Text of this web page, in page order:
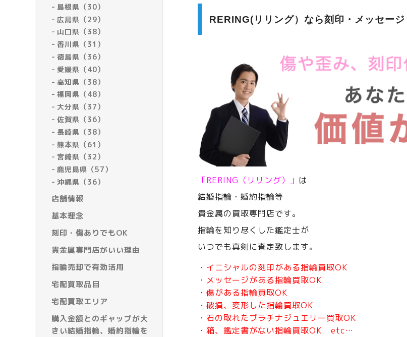
島根県（30）
広島県（29）
山口県（38）
香川県（31）
徳島県（36）
愛媛県（40）
高知県（38）
福岡県（48）
大分県（37）
佐賀県（36）
長崎県（38）
熊本県（61）
宮崎県（32）
鹿児島県（57）
沖縄県（36）
店舗情報
基本理念
刻印・傷ありでもOK
貴金属専門店がいい理由
指輪売却で有効活用
宅配買取品目
宅配買取エリア
購入金額とのギャップが大
きい結婚指輪、婚約指輪を
RERING(リリング）なら刻印・メッセー
「RERING（リリング）」 は
結婚指輪・婚約指輪等
貴金属の買取専門店です。
指輪を知り尽くした鑑定士が
いつでも真剣に査定致します。
・イニシャルの刻印がある指輪買取OK
・メッセージがある指輪買取OK
・傷がある指輪買取OK
・破損、変形した指輪買取OK
・石の取れたプラチナジュエリー買取OK
・箱、鑑定書がない指輪買取OK etc…